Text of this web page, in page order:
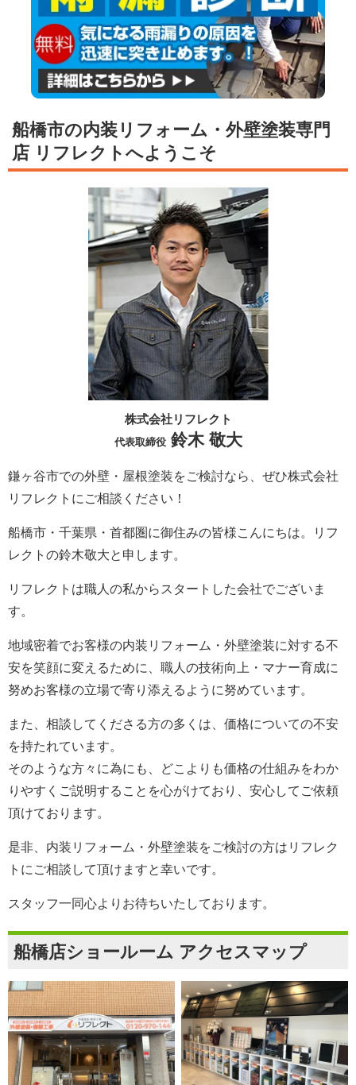
船橋市の内装リフォーム・外壁塗装専門
店 リフレクトへようこそ
株式会社リフレクト
代表取締役鈴木 敬大
鎌ヶ谷市での外壁・屋根塗装をご検討なら、ぜひ株式会社
リフレクトにご相談ください！
船橋市・千葉県・首都圏に御住みの皆様こんにちは。
リフ
レクト の鈴木敬大と申します。
リフレクト は職人の私からスタートした会社でございま
す。
地域密着でお客様の内装リフォーム・外壁塗装に対する不
安を笑顔に変えるために、職人の技術向上・マナー育成に
努めお客様の立場で寄り添えるように努めています。
また、相談してくださる方の多くは、価格についての不安
を持たれています。
そのような方々に為にも、どこよりも価格の仕組みをわか
りやすくご説明することを心がけており、安心してご依頼
頂けております。
是非、内装リフォーム・外壁塗装をご検討の方は リフレク
ト にご相談して頂けますと幸いです。
スタッフ一同心よりお待ちいたしております。
船橋店ショールーム アクセスマップ